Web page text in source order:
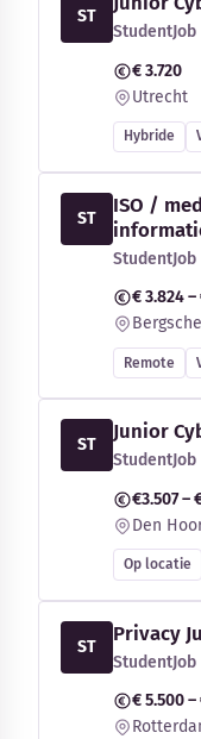
ST
StudentJob
€ 3.720
Utrecht
Hybride
ST
ISO /
StudentJob
€ 3.824
Remote
ST
Junior
StudentJob
€3.507 –
Den
Op locatie
ST
Privacy
StudentJob
€ 5.500 –